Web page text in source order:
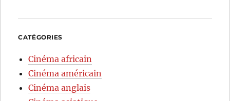
CATÉGORIES
Cinéma africain
Cinéma américain
Cinéma anglais